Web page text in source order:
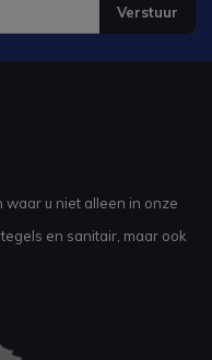
Verstuur
u niet alleen in onze
en sanitair, maar ook